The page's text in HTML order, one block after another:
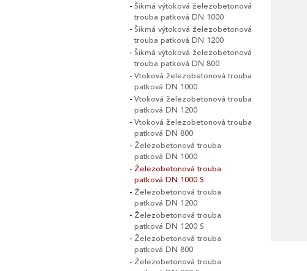
Šikmá výtoková železobetonová
trouba patková DN 1000
Šikmá výtoková železobetonová
trouba patková DN 1200
Šikmá výtoková železobetonová
trouba patková DN 800
Vtoková železobetonová trouba
patková DN 1000
Vtoková železobetonová trouba
patková DN 1200
Vtoková železobetonová trouba
patková DN 800
Železobetonová trouba
patková DN 1000
Železobetonová trouba
patková DN 1000 S
Železobetonová trouba
patková DN 1200
Železobetonová trouba
patková DN 1200 S
Železobetonová trouba
patková DN 800
Železobetonová trouba